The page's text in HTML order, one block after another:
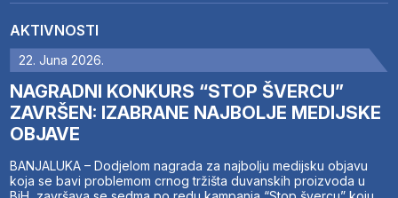
AKTIVNOSTI
22. Juna 2026.
NAGRADNI KONKURS “STOP ŠVERCU”
ZAVRŠEN: IZABRANE NAJBOLJE MEDIJSKE
OBJAVE
BANJALUKA – Dodjelom nagrada za najbolju medijsku objavu
koja se bavi problemom crnog tržišta duvanskih proizvoda u